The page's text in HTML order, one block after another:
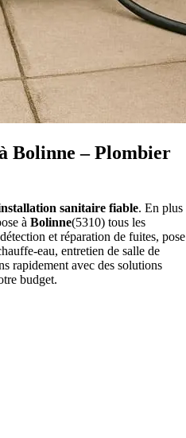
Bolinne – Plombier
sanitaire fiable. En plus
à Bolinne(5310) tous les
et réparation de fuites, pose
eau, entretien de salle de
rapidement avec des solutions
budget.